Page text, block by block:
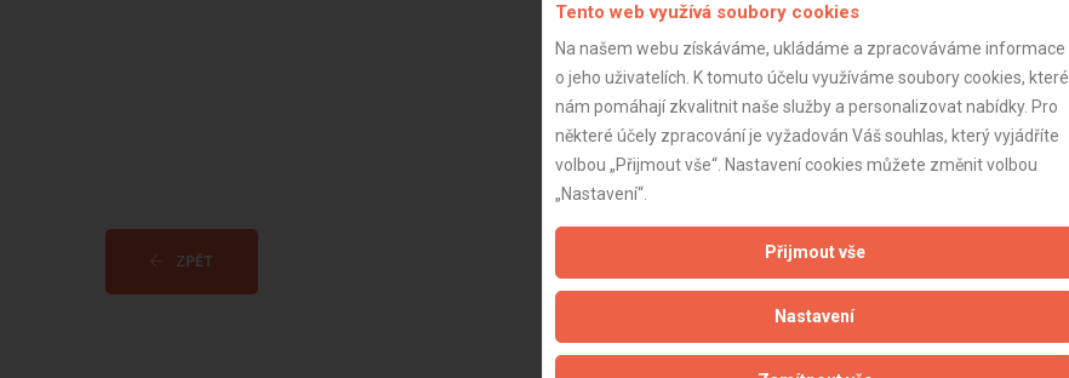
ZPĚT Aktualizováno z portálu ARES dne 03.12.2025 16:30:02
Tento web využívá soubory cookies
Na našem webu získáváme, ukládáme a zpracováváme informace
o jeho uživatelích. K tomuto účelu využíváme soubory cookies, které
nám pomáhají zkvalitnit naše služby a personalizovat nabídky. Pro
některé účely zpracování je vyžadován Váš souhlas, který vyjádříte
volbou „Přijmout vše“. Nastavení cookies můžete změnit volbou
„Nastavení“.
Přijmout vše
Nastavení